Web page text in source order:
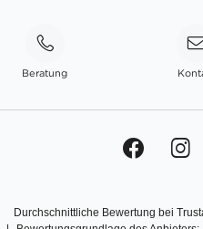
Beratung
Durchschnittliche Bewertung bei